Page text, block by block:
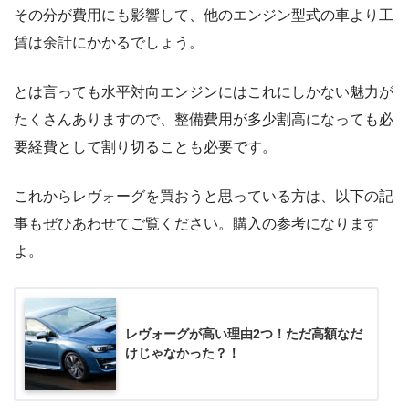
その分が費用にも影響して、他のエンジン型式の車より工
賃は余計にかかるでしょう。
とは言っても水平対向エンジンにはこれにしかない魅力が
たくさんありますので、整備費用が多少割高になっても必
要経費として割り切ることも必要です。
これからレヴォーグを買おうと思っている方は、以下の記
事もぜひあわせてご覧ください。購入の参考になります
よ。
レヴォーグが高い理由2つ！ただ高額なだ
けじゃなかった？！